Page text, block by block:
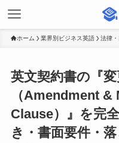
ホーム 業界別ビジネス英語 法律
英文契約書の『
（Amendment
Clause）』を完
き・書面要件・